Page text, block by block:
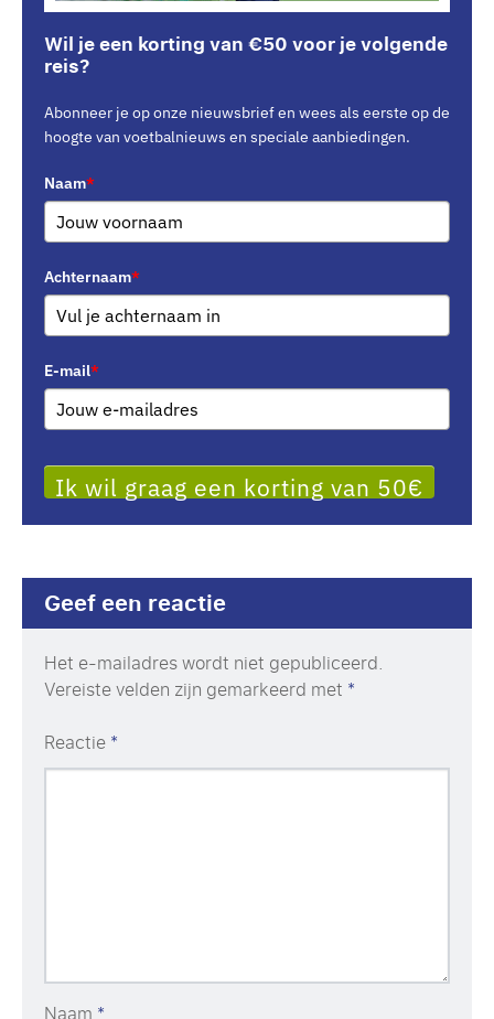
Wil je een korting van €50 voor je volgende
reis?
Abonneer je op onze nieuwsbrief en wees als eerste op de
hoogte van voetbalnieuws en speciale aanbiedingen.
Naam*
Achternaam*
E-mail*
Ik wil graag een korting van 50€
Geef een reactie
Het e-mailadres wordt niet gepubliceerd.
Vereiste velden zijn gemarkeerd met *
Reactie*